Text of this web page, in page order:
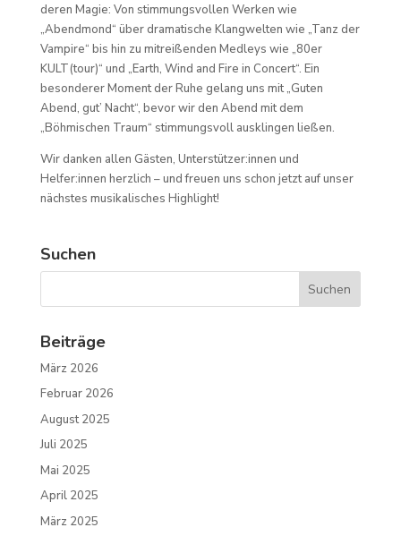
deren Magie: Von stimmungsvollen Werken wie
„Abendmond“ über dramatische Klangwelten wie „Tanz der
Vampire“ bis hin zu mitreißenden Medleys wie „80er
KULT(tour)“ und „Earth, Wind and Fire in Concert“. Ein
besonderer Moment der Ruhe gelang uns mit „Guten
Abend, gut’ Nacht“, bevor wir den Abend mit dem
„Böhmischen Traum“ stimmungsvoll ausklingen ließen.
Wir danken allen Gästen, Unterstützer:innen und
Helfer:innen herzlich – und freuen uns schon jetzt auf unser
nächstes musikalisches Highlight!
Suchen
Beiträge
März 2026
Februar 2026
August 2025
Juli 2025
Mai 2025
April 2025
März 2025